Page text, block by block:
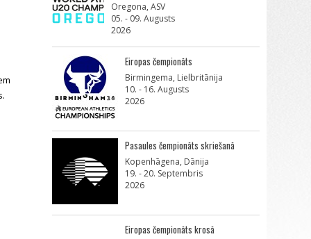
Oregona, ASV
05. - 09. Augusts
2026
Eiropas čempionāts
Birmingema, Lielbritānija
10. - 16. Augusts
2026
Pasaules čempionāts skriešanā
Kopenhāgena, Dānija
19. - 20. Septembris
2026
Eiropas čempionāts krosā